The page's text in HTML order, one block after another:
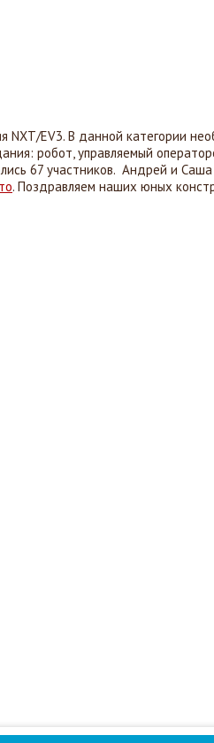
NXT/EV3. В данной категории
робот, управляемый
67 участников. Андрей и Саша
. Поздравляем наших юных